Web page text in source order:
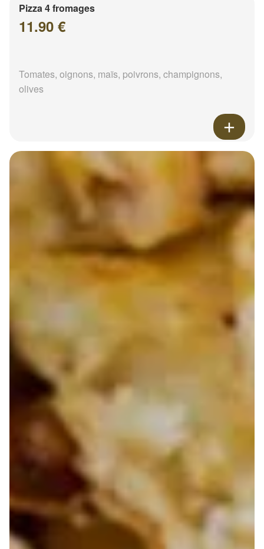
Pizza 4 fromages
11.90 €
Tomates, oignons, maïs, poivrons, champignons,
olives